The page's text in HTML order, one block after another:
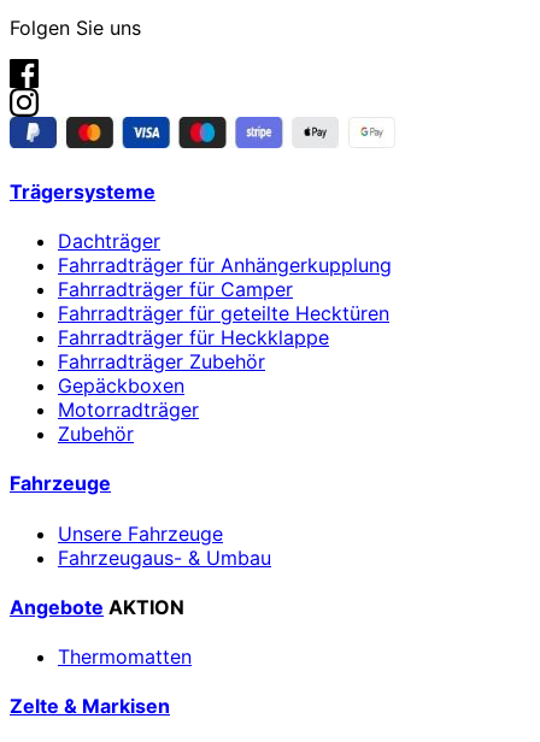
Folgen Sie uns
Trägersysteme
Dachträger
Fahrradträger für Anhängerkupplung
Fahrradträger für Camper
Fahrradträger für geteilte Hecktüren
Fahrradträger für Heckklappe
Fahrradträger Zubehör
Gepäckboxen
Motorradträger
Zubehör
Fahrzeuge
Unsere Fahrzeuge
Fahrzeugaus- & Umbau
Angebote AKTION
Thermomatten
Zelte & Markisen